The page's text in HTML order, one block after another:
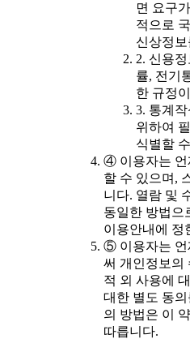
면 요구
적으로
신상정
2. 신용
률, 전기
한 규정
3. 통계
위하여
식별할
④ 이용자는 언
할 수 있으며,
니다. 열람 및
동일한 방법으
이용안내에 정
⑤ 이용자는 언
써 개인정보의
적 외 사용에
대한 별도 동의
의 방법은 이
따릅니다.